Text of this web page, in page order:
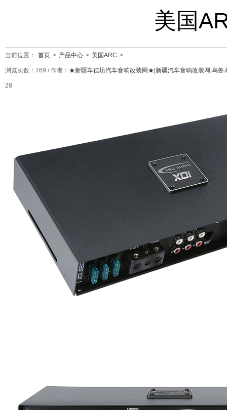
美国
当前位置： 首页 > 产品中心 > 美国ARC >
浏览次数： 769 / 作者： ★新疆车佳坊汽车音响改装网★|新疆汽车音响改装网|乌鲁
28